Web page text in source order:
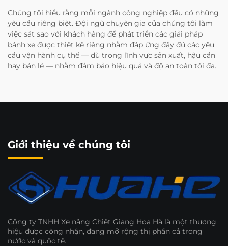
Chúng tôi hiểu rằng mỗi ngành công nghiệp đều có những
yêu cầu riêng biệt. Đội ngũ chuyên gia của chúng tôi làm
việc sát sao với khách hàng để phát triển các giải pháp
bánh xe được thiết kế riêng nhằm đáp ứng đầy đủ các yêu
cầu vận hành cụ thể — dù trong lĩnh vực sản xuất, hậu cần
hay bán lẻ — nhằm đảm bảo hiệu quả và độ an toàn tối đa.
Giới thiệu về chúng tôi
Công ty TNHH Xe nâng Chiết Giang Hoa Hà là một thương
hiệu được công nhận, đang mở rộng thị phần cả trong
nước và quốc tế.